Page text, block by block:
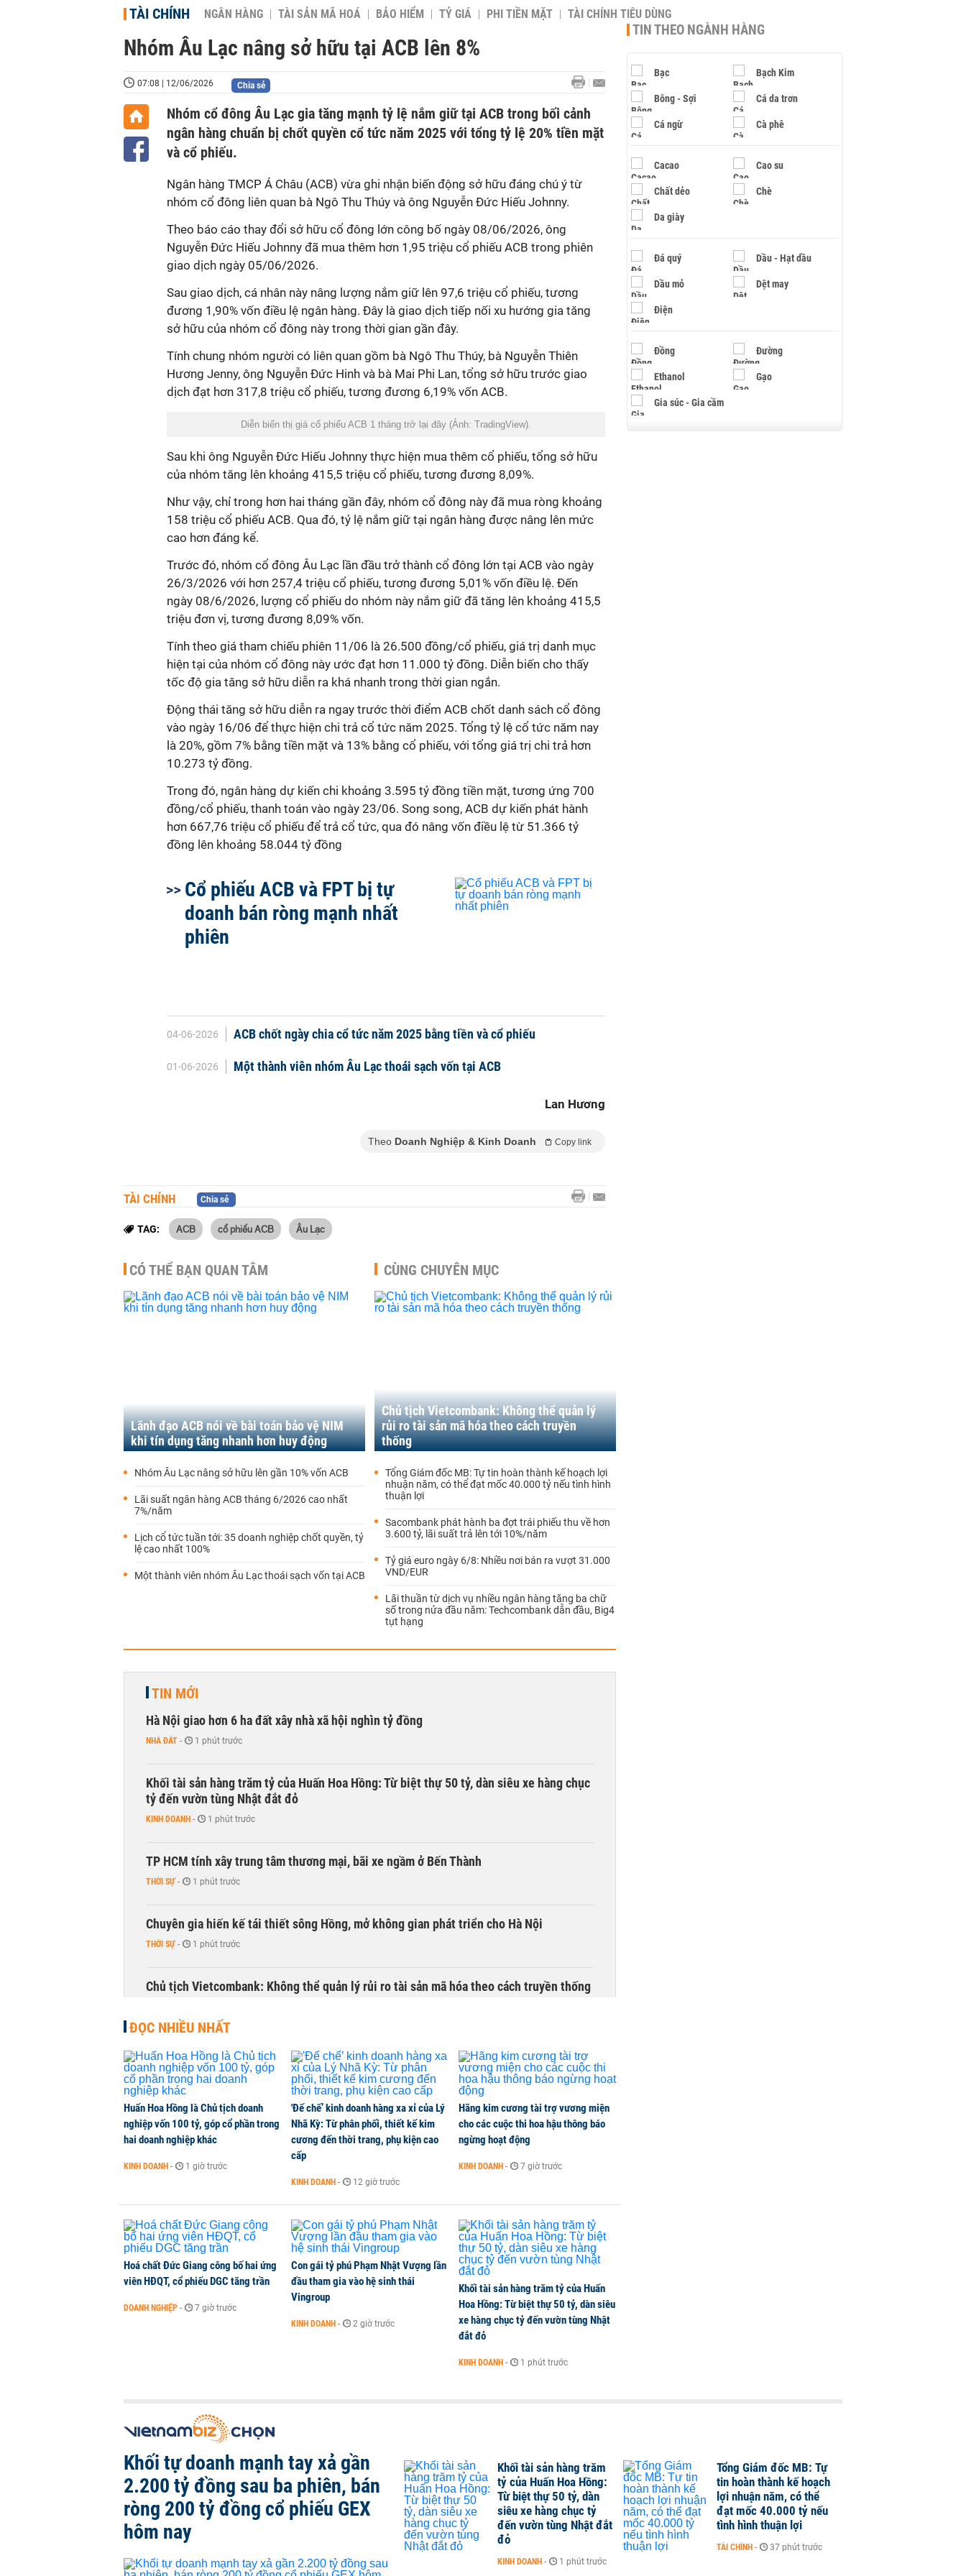
TÀI CHÍNH NGÂN HÀNG TÀI SẢN MÃ HOÁ BẢO HIỂM TỶ GIÁ PHI TIỀN MẶT TÀI CHÍNH TIÊU DÙNG
Nhóm Âu Lạc nâng sở hữu tại ACB lên 8%
07:08 | 12/06/2026 Chia sẻ
Nhóm cổ đông Âu Lạc gia tăng mạnh tỷ lệ nắm giữ tại ACB trong bối cảnh
ngân hàng chuẩn bị chốt quyền cổ tức năm 2025 với tổng tỷ lệ 20% tiền mặt
và cổ phiếu.
Ngân hàng TMCP Á Châu (ACB) vừa ghi nhận biến động sở hữu đáng chú ý từ
nhóm cổ đông liên quan bà Ngô Thu Thúy và ông Nguyễn Đức Hiếu Johnny.
Theo báo cáo thay đổi sở hữu cổ đông lớn công bố ngày 08/06/2026, ông
Nguyễn Đức Hiếu Johnny đã mua thêm hơn 1,95 triệu cổ phiếu ACB trong phiên
giao dịch ngày 05/06/2026.
Sau giao dịch, cá nhân này nâng lượng nắm giữ lên 97,6 triệu cổ phiếu, tương
đương 1,90% vốn điều lệ ngân hàng. Đây là giao dịch tiếp nối xu hướng gia tăng
sở hữu của nhóm cổ đông này trong thời gian gần đây.
Tính chung nhóm người có liên quan gồm bà Ngô Thu Thúy, bà Nguyễn Thiên
Hương Jenny, ông Nguyễn Đức Hinh và bà Mai Phi Lan, tổng sở hữu trước giao
dịch đạt hơn 317,8 triệu cổ phiếu, tương đương 6,19% vốn ACB.
Diễn biến thị giá cổ phiếu ACB 1 tháng trở lại đây (Ảnh: TradingView).
Sau khi ông Nguyễn Đức Hiếu Johnny thực hiện mua thêm cổ phiếu, tổng sở hữu
của nhóm tăng lên khoảng 415,5 triệu cổ phiếu, tương đương 8,09%.
Như vậy, chỉ trong hơn hai tháng gần đây, nhóm cổ đông này đã mua ròng khoảng
158 triệu cổ phiếu ACB. Qua đó, tỷ lệ nắm giữ tại ngân hàng được nâng lên mức
cao hơn đáng kể.
Trước đó, nhóm cổ đông Âu Lạc lần đầu trở thành cổ đông lớn tại ACB vào ngày
26/3/2026 với hơn 257,4 triệu cổ phiếu, tương đương 5,01% vốn điều lệ. Đến
ngày 08/6/2026, lượng cổ phiếu do nhóm này nắm giữ đã tăng lên khoảng 415,5
triệu đơn vị, tương đương 8,09% vốn.
Tính theo giá tham chiếu phiên 11/06 là 26.500 đồng/cổ phiếu, giá trị danh mục
hiện tại của nhóm cổ đông này ước đạt hơn 11.000 tỷ đồng. Diễn biến cho thấy
tốc độ gia tăng sở hữu diễn ra khá nhanh trong thời gian ngắn.
Động thái tăng sở hữu diễn ra ngay trước thời điểm ACB chốt danh sách cổ đông
vào ngày 16/06 để thực hiện chi trả cổ tức năm 2025. Tổng tỷ lệ cổ tức năm nay
là 20%, gồm 7% bằng tiền mặt và 13% bằng cổ phiếu, với tổng giá trị chi trả hơn
10.273 tỷ đồng.
Trong đó, ngân hàng dự kiến chi khoảng 3.595 tỷ đồng tiền mặt, tương ứng 700
đồng/cổ phiếu, thanh toán vào ngày 23/06. Song song, ACB dự kiến phát hành
hơn 667,76 triệu cổ phiếu để trả cổ tức, qua đó nâng vốn điều lệ từ 51.366 tỷ
đồng lên khoảng 58.044 tỷ đồng
Cổ phiếu ACB và FPT bị tự
doanh bán ròng mạnh nhất
phiên
04-06-2026 ACB chốt ngày chia cổ tức năm 2025 bằng tiền và cổ phiếu
01-06-2026 Một thành viên nhóm Âu Lạc thoái sạch vốn tại ACB
Lan Hương
Theo Doanh Nghiệp & Kinh Doanh Copy link
TÀI CHÍNH Chia sẻ
TAG: ACB cổ phiếu ACB Âu Lạc
CÓ THỂ BẠN QUAN TÂM
Lãnh đạo ACB nói về bài toán bảo vệ NIM
khi tín dụng tăng nhanh hơn huy động
Nhóm Âu Lạc nâng sở hữu lên gần 10% vốn ACB
Lãi suất ngân hàng ACB tháng 6/2026 cao nhất
7%/năm
Lịch cổ tức tuần tới: 35 doanh nghiệp chốt quyền, tỷ
lệ cao nhất 100%
Một thành viên nhóm Âu Lạc thoái sạch vốn tại ACB
CÙNG CHUYÊN MỤC
Chủ tịch Vietcombank: Không thể quản lý
rủi ro tài sản mã hóa theo cách truyền
thống
Tổng Giám đốc MB: Tự tin hoàn thành kế hoạch lợi
nhuận năm, có thể đạt mốc 40.000 tỷ nếu tình hình
thuận lợi
Sacombank phát hành ba đợt trái phiếu thu về hơn
3.600 tỷ, lãi suất trả lên tới 10%/năm
Tỷ giá euro ngày 6/8: Nhiều nơi bán ra vượt 31.000
VND/EUR
Lãi thuần từ dịch vụ nhiều ngân hàng tăng ba chữ
số trong nửa đầu năm: Techcombank dẫn đầu, Big4
tụt hạng
TIN MỚI
Hà Nội giao hơn 6 ha đất xây nhà xã hội nghìn tỷ đồng
NHÀ ĐẤT - 1 phút trước
Khối tài sản hàng trăm tỷ của Huấn Hoa Hồng: Từ biệt thự 50 tỷ, dàn siêu xe hàng chục
tỷ đến vườn tùng Nhật đắt đỏ
KINH DOANH - 1 phút trước
TP HCM tính xây trung tâm thương mại, bãi xe ngầm ở Bến Thành
THỜI SỰ - 1 phút trước
Chuyên gia hiến kế tái thiết sông Hồng, mở không gian phát triển cho Hà Nội
THỜI SỰ - 1 phút trước
Chủ tịch Vietcombank: Không thể quản lý rủi ro tài sản mã hóa theo cách truyền thống
ĐỌC NHIỀU NHẤT
Huấn Hoa Hồng là Chủ tịch doanh
nghiệp vốn 100 tỷ, góp cổ phần trong
hai doanh nghiệp khác
KINH DOANH - 1 giờ trước
'Đế chế’ kinh doanh hàng xa xỉ của Lý
Nhã Kỳ: Từ phân phối, thiết kế kim
cương đến thời trang, phụ kiện cao
cấp
KINH DOANH - 12 giờ trước
Hãng kim cương tài trợ vương miện
cho các cuộc thi hoa hậu thông báo
ngừng hoạt động
KINH DOANH - 7 giờ trước
Hoá chất Đức Giang công bố hai ứng
viên HĐQT, cổ phiếu DGC tăng trần
DOANH NGHIỆP - 7 giờ trước
Con gái tỷ phú Phạm Nhật Vượng lần
đầu tham gia vào hệ sinh thái
Vingroup
KINH DOANH - 2 giờ trước
Khối tài sản hàng trăm tỷ của Huấn
Hoa Hồng: Từ biệt thự 50 tỷ, dàn siêu
xe hàng chục tỷ đến vườn tùng Nhật
đắt đỏ
KINH DOANH - 1 phút trước
TIN THEO NGÀNH HÀNG
Bạc Bạch Kim
Bông - Sợi Cá da trơn
Cá ngừ Cà phê
Cacao Cao su
Chất dẻo Chè
Da giày
Đá quý Dầu - Hạt dầu
Dầu mỏ Dệt may
Điện
Đồng Đường
Ethanol Gạo
Gia súc - Gia cầm
Khối tự doanh mạnh tay xả gần
2.200 tỷ đồng sau ba phiên, bán
ròng 200 tỷ đồng cổ phiếu GEX
hôm nay
Khối tài sản hàng trăm
tỷ của Huấn Hoa Hồng:
Từ biệt thự 50 tỷ, dàn
siêu xe hàng chục tỷ
đến vườn tùng Nhật đắt
đỏ
KINH DOANH - 1 phút trước
Tổng Giám đốc MB: Tự
tin hoàn thành kế hoạch
lợi nhuận năm, có thể
đạt mốc 40.000 tỷ nếu
tình hình thuận lợi
TÀI CHÍNH - 37 phút trước